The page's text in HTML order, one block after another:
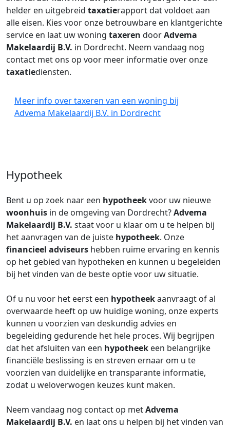
helder en uitgebreid taxatierapport dat voldoet aan
alle eisen. Kies voor onze betrouwbare en klantgerichte
service en laat uw woning taxeren doorAdvema
Makelaardij B.V. in Dordrecht. Neem vandaag nog
contact met ons op voor meer informatie over onze
taxatiediensten.
Meer info over taxeren van een woning bij
Advema Makelaardij B.V. in Dordrecht
Hypotheek
Bent u op zoek naar een hypotheekvoor uw nieuwe
woonhuis in de omgeving van Dordrecht?Advema
Makelaardij B.V. staat voor u klaar om u te helpen bij
het aanvragen van de juiste hypotheek. Onze
financieel adviseurs hebben ruime ervaring en kennis
op het gebied van hypotheken en kunnen u begeleiden
bij het vinden van de beste optie voor uw situatie.
Of u nu voor het eerst een hypotheekaanvraagt of al
overwaarde heeft op uw huidige woning, onze experts
kunnen u voorzien van deskundig advies en
begeleiding gedurende het hele proces. Wij begrijpen
dat het afsluiten van een hypotheek een belangrijke
financiële beslissing is en streven ernaar om u te
voorzien van duidelijke en transparante informatie,
zodat u weloverwogen keuzes kunt maken.
Neem vandaag nog contact op metAdvema
Makelaardij B.V. en laat ons u helpen bij het vinden van